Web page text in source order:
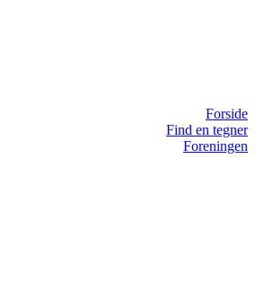
Forside
Find en tegner
Foreningen